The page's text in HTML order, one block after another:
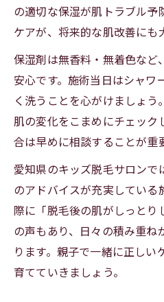
の適切な保湿が肌トラブル予
ケアが、将来的な肌改善にも
保湿剤は無香料・無着色など
安心です。施術当日はシャワ
く洗うことを心がけましょ
肌の変化をこまめにチェック
合は早めに相談することが重
愛知県のキッズ脱毛サロン
のアドバイスが充実している
際に「脱毛後の肌がしっとり
の声もあり、日々の積み重ね
ります。親子で一緒に正しい
育てていきましょう。